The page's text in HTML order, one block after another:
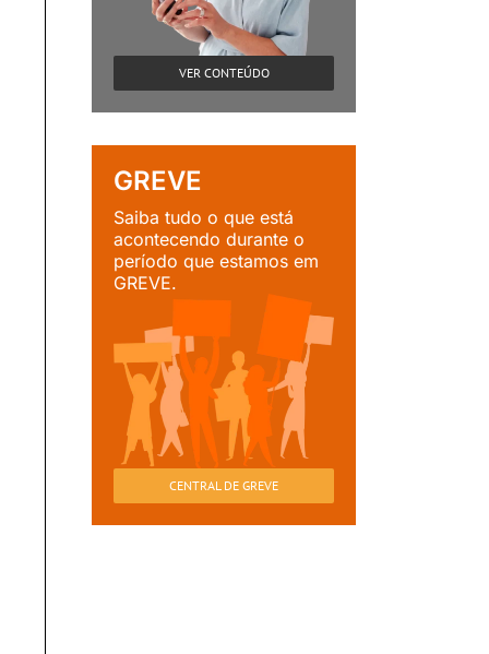
VER CONTEÚDO
GREVE
Saiba tudo o que está
acontecendo durante o
período que estamos em
GREVE.
CENTRAL DE GREVE